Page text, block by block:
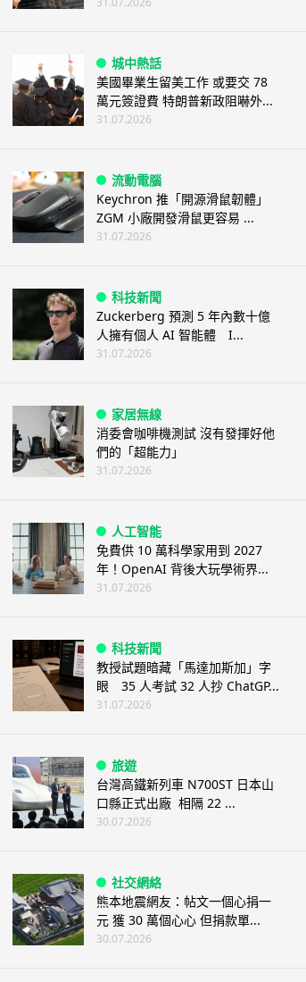
城中熱話
美國畢業生留美工作 或要交 78
萬元簽證費 特朗普新政阻嚇外...
31.07.2026
流動電腦
Keychron 推「開源滑鼠韌體」
ZGM 小廠開發滑鼠更容易 ...
31.07.2026
科技新聞
Zuckerberg 預測 5 年內數十億
人擁有個人 AI 智能體 I...
31.07.2026
家居無線
消委會咖啡機測試 沒有發揮好他
們的「超能力」
31.07.2026
人工智能
免費供 10 萬科學家用到 2027
年！OpenAI 背後大玩學術界...
31.07.2026
科技新聞
教授試題暗藏「馬達加斯加」字
眼 35 人考試 32 人抄 ChatGP...
31.07.2026
旅遊
台灣高鐵新列車 N700ST 日本山
口縣正式出廠 相隔 22 ...
30.07.2026
社交網絡
熊本地震網友：帖文一個心捐一
元 獲 30 萬個心心 但捐款單...
30.07.2026